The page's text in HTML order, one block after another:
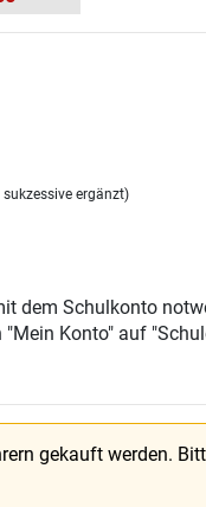
ergänzt)
dem Schulkonto
Konto" auf
gekauft werden.